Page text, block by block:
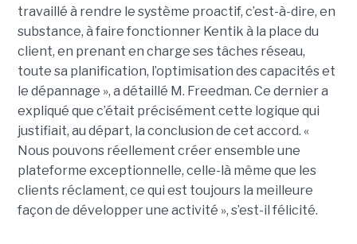
travaillé à rendre le système proactif, c’est-à-dire, en
substance, à faire fonctionner Kentik à la place du
client, en prenant en charge ses tâches réseau,
toute sa planification, l’optimisation des capacités et
le dépannage », a détaillé M. Freedman. Ce dernier a
expliqué que c’était précisément cette logique qui
justifiait, au départ, la conclusion de cet accord. «
Nous pouvons réellement créer ensemble une
plateforme exceptionnelle, celle-là même que les
clients réclament, ce qui est toujours la meilleure
façon de développer une activité », s’est-il félicité.